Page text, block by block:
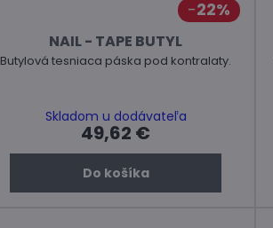
22%
NAIL - TAPE BUTYL
Butylová tesniaca páska pod kontralaty.
Skladom u dodávateľa
49,62 €
Do košíka